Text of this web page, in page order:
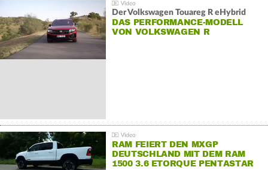
Der Volkswagen Touareg R eHybrid
DAS PERFORMANCE-MODELL
VON VOLKSWAGEN R
RAM FEIERT DEN MXGP
DEUTSCHLAND MIT DEM RAM
1500 3.6 ETORQUE PENTASTAR